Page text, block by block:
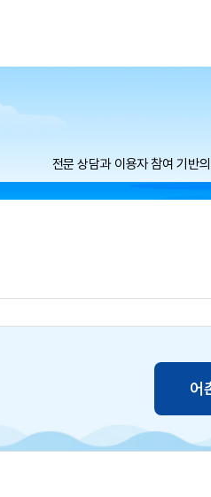
전문 상담과 이용자 참여 기반
어